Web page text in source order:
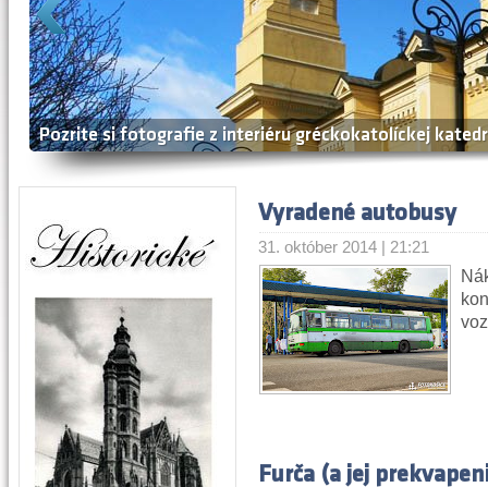
Pohľady na mesto z Hotela DoubleTree by Hilton
Vyradené autobusy
31. október 2014 | 21:21
Furča (a jej